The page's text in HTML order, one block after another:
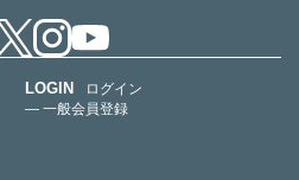
LOGIN
ログイン
— 一般会員登録